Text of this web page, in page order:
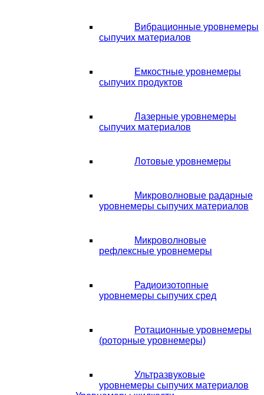
Вибрационные уровнемеры
сыпучих материалов
Емкостные уровнемеры
сыпучих продуктов
Лазерные уровнемеры
сыпучих материалов
Лотовые уровнемеры
Микроволновые радарные
уровнемеры сыпучих материалов
Микроволновые
рефлексные уровнемеры
Радиоизотопные
уровнемеры сыпучих сред
Ротационные уровнемеры
(роторные уровнемеры)
Ультразвуковые
уровнемеры сыпучих материалов